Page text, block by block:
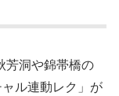
芳洞や錦帯橋の
ル連動レク」が